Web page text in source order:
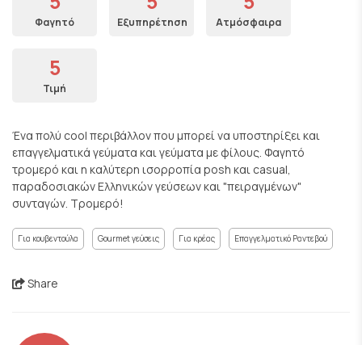
Φαγητό Εξυπηρέτηση Ατμόσφαιρα
5
Τιμή
Ένα πολύ cool περιβάλλον που μπορεί να υποστηρίξει και
επαγγελματικά γεύματα και γεύματα με φίλους. Φαγητό
τρομερό και η καλύτερη ισορροπία posh και casual,
παραδοσιακών Ελληνικών γεύσεων και "πειραγμένων"
συνταγών. Τρομερό!
Για κουβεντούλα Gourmet γεύσεις Για κρέας Επαγγελματικό Ραντεβού
Share